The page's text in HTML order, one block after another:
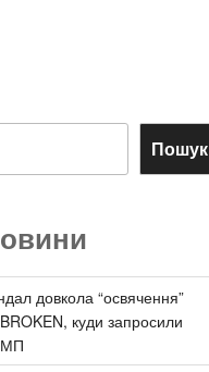
Пошук
довкола “освячення”
куди запросили
МП